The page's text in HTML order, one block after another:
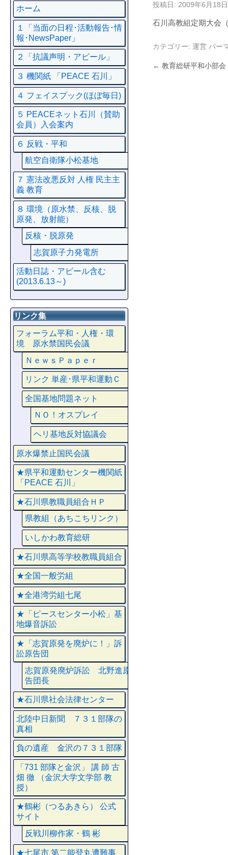
投稿日: 2009年6月18日
石川高教組定期大会
カテゴリー: 運営 パー
← 教育総研平和小部
ホーム
１「当面の日程･活動報告･情
報･NewsPaper」
２「抗議声明・アピール」
３ 機関紙 「PEACE 石川」
４ フェイスプック(ほぼ毎日)
５ PEACEネット石川（賛助
会員）入会案内
６ 反戦・平和
航空自衛隊小松基地
７ 憲法改悪反対 人権 民主主
義 教育
８ 環境（原水禁、反核、脱
原発、放射能）
反核・脱原発
志賀原子力発電所
活動日誌・アピール含む
(2013.6.13～)
リンク集
フォーラム平和・人権・環
境 原水禁国民会議
ＮｅｗｓＰａｐｅｒ
リンク 単産･県平和運動Ｃ
全国基地問題ネット
ＮＯ！オスプレイ
ヘリ基地反対協議会
原水爆禁止国民会議
★県平和運動センター機関紙
「PEACE 石川」
★石川県教職員組合ＨＰ
県教組（あちこちリンク）
いしかわ教育総研
★石川県高等学校教職員組合
★全国一般労組
★全港湾労組七尾
★「ピースセンター小松」基
地爆音訴訟
★「志賀原発を廃炉に！」訴
訟原告団
志賀原発廃炉訴訟 北野進原
告団長
★石川県社会法律センター
北陸中日新聞 ７３１部隊の
真相
負の遺産 金沢の７３１部隊
「731 部隊と金沢」 講 師 古
畑 徹 （金沢大学文学部 教
授）
★鶴彬（つるあきら） 公式
サイト
反戦川柳作家・鶴 彬
★七尾市 第二能登丸遭難事